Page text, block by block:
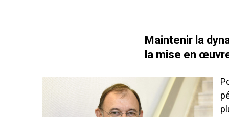
Maintenir la
la mise en